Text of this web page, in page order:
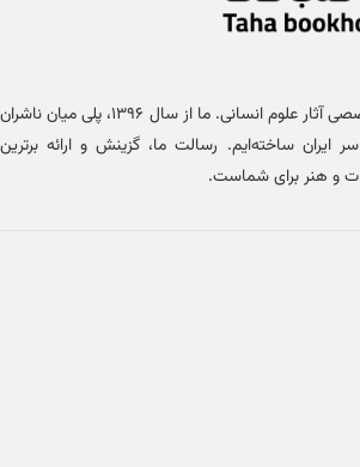
خانه کتاب طاها، مرجع تخصصی آثار علوم انسانی. ما از سال ۱۳۹۶، پلی میان ناشران
ایران ساخته‌ایم. رسالت ما، گزینش و ارائه برترین
و هنر برای شماست.